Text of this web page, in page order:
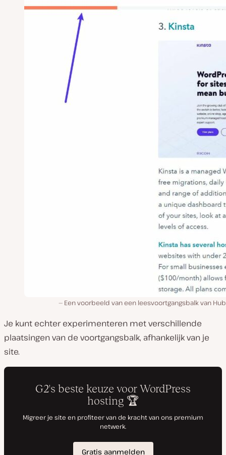
Een voorbeeld van een leesvoortgangsbalk van
Je kunt echter experimenteren met verschillende
plaatsingen van de voortgangsbalk, afhankelijk van je
site.